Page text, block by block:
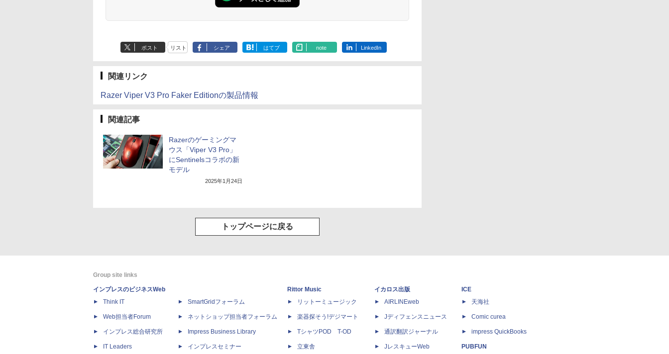
ポスト リスト シェア はてブ note LinkedIn
関連リンク
Razer Viper V3 Pro Faker Editionの製品情報
関連記事
Razerのゲーミングマ
ウス「Viper V3 Pro」
にSentinelsコラボの新
モデル
2025年1月24日
トップページに戻る
Group site links
インプレスのビジネスWeb
Think IT
Web担当者Forum
インプレス総合研究所
IT Leaders
SmartGridフォーラム
ネットショップ担当者フォーラム
Impress Business Library
インプレスセミナー
Rittor Music
リットーミュージック
楽器探そう!デジマート
TシャツPOD T-OD
立東舎
イカロス出版
AIRLINEweb
Jディフェンスニュース
通訳翻訳ジャーナル
JレスキューWeb
ICE
天海社
Comic curea
impress QuickBooks
PUBFUN